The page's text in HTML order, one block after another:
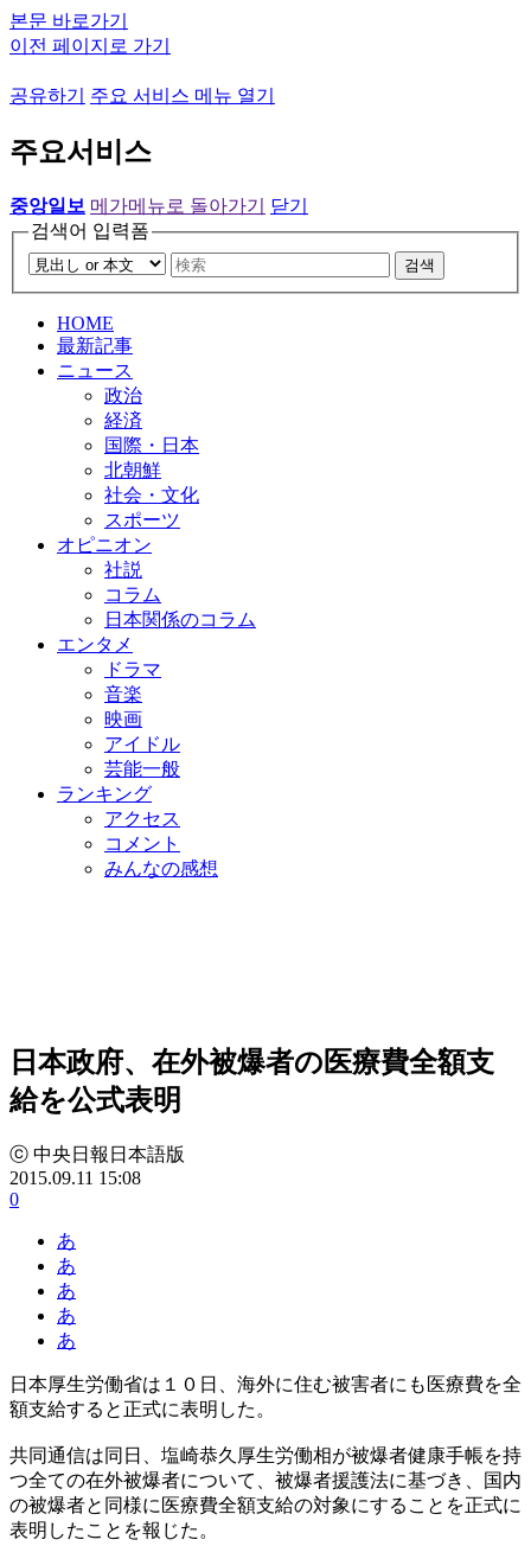
본문 바로가기
이전 페이지로 가기
공유하기 주요 서비스 메뉴 열기
주요서비스
중앙일보 메가메뉴로 돌아가기
닫기
검색어 입력폼
검색
HOME
最新記事
ニュース
政治
経済
国際・日本
北朝鮮
社会・文化
スポーツ
オピニオン
社説
コラム
日本関係のコラム
エンタメ
ドラマ
音楽
映画
アイドル
芸能一般
ランキング
アクセス
コメント
みんなの感想
日本政府、在外被爆者の医療費全額支
給を公式表明
ⓒ 中央日報日本語版
2015.09.11 15:08
0
あ
あ
あ
あ
あ
日本厚生労働省は１０日、海外に住む被害者にも医療費を全
額支給すると正式に表明した。
共同通信は同日、塩崎恭久厚生労働相が被爆者健康手帳を持
つ全ての在外被爆者について、被爆者援護法に基づき、国内
の被爆者と同様に医療費全額支給の対象にすることを正式に
表明したことを報じた。